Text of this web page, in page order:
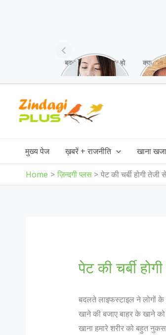
बदलते मौसम में अक्सर हो
जाती है गले में खराश,
क्या आप
content
मुख्य पेज ख़बरें + राजनीति खाना
Home ज़िन्दगी प्लस पेट की चर्बी होगी
पेट की चर्बी
बदलते लाइफस्टाइल ने लोगों
खाने की बजाए बाहर के खाने
खाना हमारे शरीर को बहुत